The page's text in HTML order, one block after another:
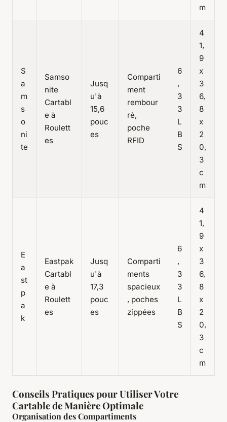
m
S
a
m
s
o
ni
te
Samso
nite
Cartabl
e à
Roulett
es
Jusq
u'à
15,6
pouc
es
Comparti
ment
rembour
ré,
poche
RFID
6
,
3
3
L
B
S
4
1,
9
x
3
6,
8
x
2
0,
3
c
m
E
a
st
p
a
k
Eastpak
Cartabl
e à
Roulett
es
Jusq
u'à
17,3
pouc
es
Comparti
ments
spacieux
, poches
zippées
6
,
3
3
L
B
S
4
1,
9
x
3
6,
8
x
2
0,
3
c
m
Conseils Pratiques pour Utiliser Votre
Cartable de Manière Optimale
Organisation des Compartiments